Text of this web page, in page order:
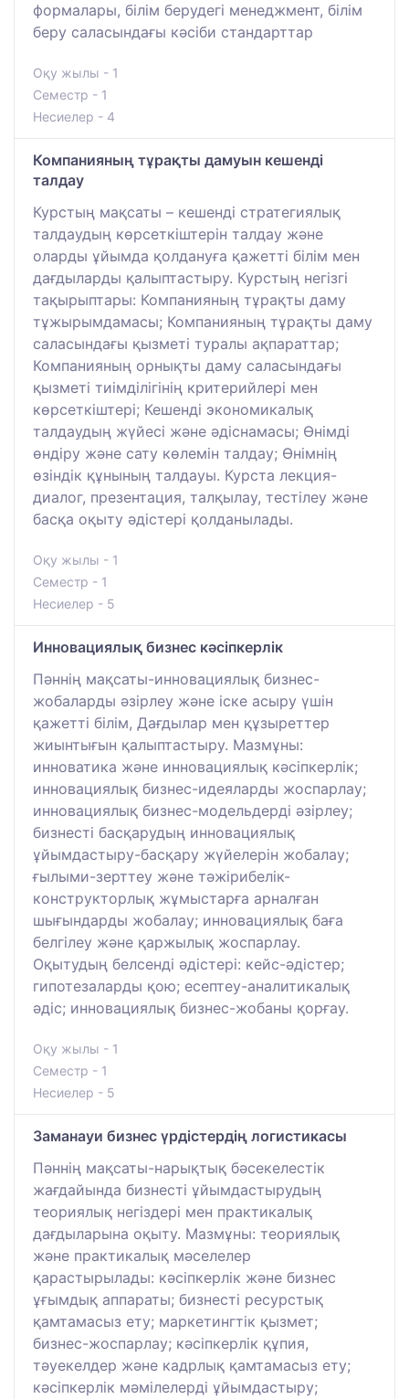
формалары, білім берудегі менеджмент, білім
беру саласындағы кәсіби стандарттар
Оқу жылы - 1
Семестр - 1
Несиелер - 4
Компанияның тұрақты дамуын кешенді
талдау
Курстың мақсаты – кешенді стратегиялық
талдаудың көрсеткіштерін талдау және
оларды ұйымда қолдануға қажетті білім мен
дағдыларды қалыптастыру. Курстың негізгі
тақырыптары: Компанияның тұрақты даму
тұжырымдамасы; Компанияның тұрақты даму
саласындағы қызметі туралы ақпараттар;
Компанияның орнықты даму саласындағы
қызметі тиімділігінің критерийлері мен
көрсеткіштері; Кешенді экономикалық
талдаудың жүйесі және әдіснамасы; Өнімді
өндіру және сату көлемін талдау; Өнімнің
өзіндік құнының талдауы. Курста лекция-
диалог, презентация, талқылау, тестілеу және
басқа оқыту әдістері қолданылады.
Оқу жылы - 1
Семестр - 1
Несиелер - 5
Инновациялық бизнес кәсіпкерлік
Пәннің мақсаты-инновациялық бизнес-
жобаларды әзірлеу және іске асыру үшін
қажетті білім, Дағдылар мен құзыреттер
жиынтығын қалыптастыру. Мазмұны:
инноватика және инновациялық кәсіпкерлік;
инновациялық бизнес-идеяларды жоспарлау;
инновациялық бизнес-модельдерді әзірлеу;
бизнесті басқарудың инновациялық
ұйымдастыру-басқару жүйелерін жобалау;
ғылыми-зерттеу және тәжірибелік-
конструкторлық жұмыстарға арналған
шығындарды жобалау; инновациялық баға
белгілеу және қаржылық жоспарлау.
Оқытудың белсенді әдістері: кейс-әдістер;
гипотезаларды қою; есептеу-аналитикалық
әдіс; инновациялық бизнес-жобаны қорғау.
Оқу жылы - 1
Семестр - 1
Несиелер - 5
Заманауи бизнес үрдістердің логистикасы
Пәннің мақсаты-нарықтық бәсекелестік
жағдайында бизнесті ұйымдастырудың
теориялық негіздері мен практикалық
дағдыларына оқыту. Мазмұны: теориялық
және практикалық мәселелер
қарастырылады: кәсіпкерлік және бизнес
ұғымдық аппараты; бизнесті ресурстық
қамтамасыз ету; маркетингтік қызмет;
бизнес-жоспарлау; кәсіпкерлік құпия,
тәуекелдер және кадрлық қамтамасыз ету;
кәсіпкерлік мәмілелерді ұйымдастыру;